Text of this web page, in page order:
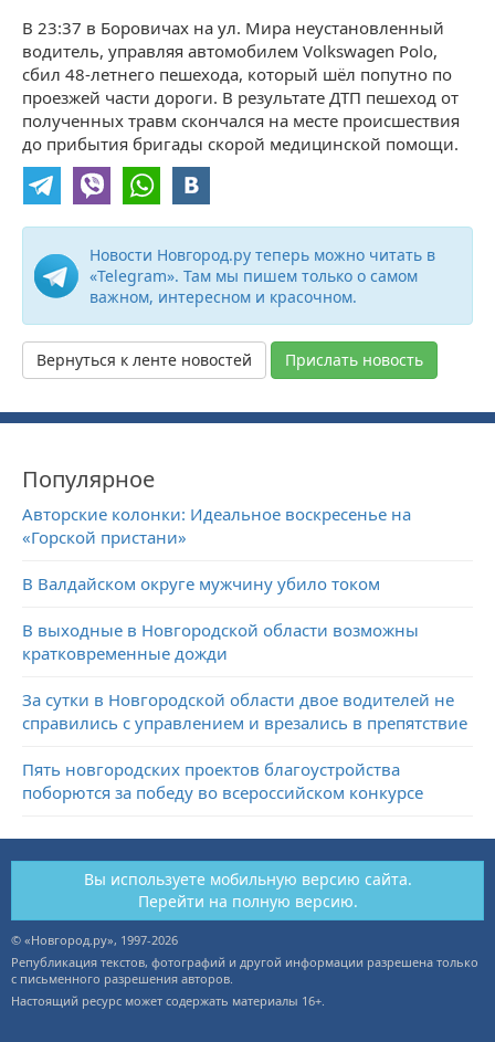
В 23:37 в Боровичах на ул. Мира неустановленный
водитель, управляя автомобилем Volkswagen Polo,
сбил 48-летнего пешехода, который шёл попутно по
проезжей части дороги. В результате ДТП пешеход от
полученных травм скончался на месте происшествия
до прибытия бригады скорой медицинской помощи.
Новости Новгород.ру теперь можно читать в
«Telegram». Там мы пишем только о самом
важном, интересном и красочном.
Вернуться к ленте новостей Прислать новость
Популярное
Авторские колонки: Идеальное воскресенье на
«Горской пристани»
В Валдайском округе мужчину убило током
В выходные в Новгородской области возможны
кратковременные дожди
За сутки в Новгородской области двое водителей не
справились с управлением и врезались в препятствие
Пять новгородских проектов благоустройства
поборются за победу во всероссийском конкурсе
Вы используете мобильную версию сайта.
Перейти на полную версию.
© «Новгород.ру», 1997-2026
Републикация текстов, фотографий и другой информации разрешена только
с письменного разрешения авторов.
Настоящий ресурс может содержать материалы 16+.